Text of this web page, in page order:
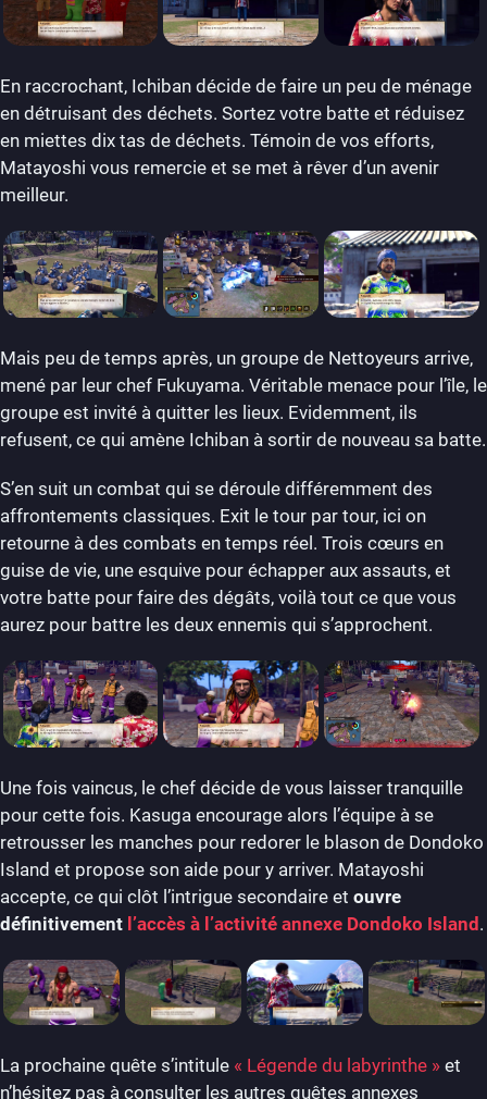
En raccrochant, Ichiban décide de faire un peu de ménage
en détruisant des déchets. Sortez votre batte et réduisez
en miettes dix tas de déchets. Témoin de vos efforts,
Matayoshi vous remercie et se met à rêver d’un avenir
meilleur.
Mais peu de temps après, un groupe de Nettoyeurs arrive,
mené par leur chef Fukuyama. Véritable menace pour l’île, le
groupe est invité à quitter les lieux. Evidemment, ils
refusent, ce qui amène Ichiban à sortir de nouveau sa batte.
S’en suit un combat qui se déroule différemment des
affrontements classiques. Exit le tour par tour, ici on
retourne à des combats en temps réel. Trois cœurs en
guise de vie, une esquive pour échapper aux assauts, et
votre batte pour faire des dégâts, voilà tout ce que vous
aurez pour battre les deux ennemis qui s’approchent.
Une fois vaincus, le chef décide de vous laisser tranquille
pour cette fois. Kasuga encourage alors l’équipe à se
retrousser les manches pour redorer le blason de Dondoko
Island et propose son aide pour y arriver. Matayoshi
accepte, ce qui clôt l’intrigue secondaire et ouvre
définitivement l’accès à l’activité annexe Dondoko Island .
La prochaine quête s’intitule « Légende du labyrinthe » et
n’hésitez pas à consulter les autres quêtes annexes